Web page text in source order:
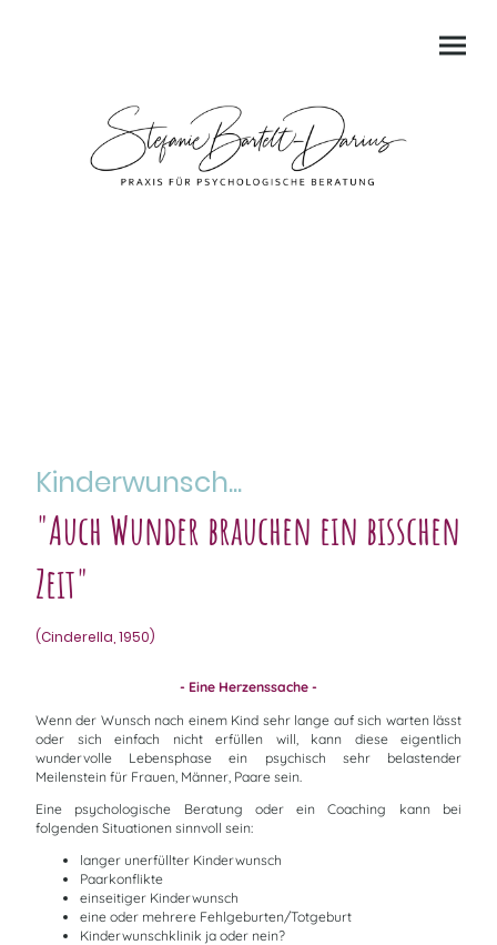
Kinderwunsch...
"Auch Wunder brauchen ein bisschen
Zeit"
(Cinderella, 1950)
- Eine Herzenssache -
Wenn der Wunsch nach einem Kind sehr lange auf sich warten lässt
oder sich einfach nicht erfüllen will, kann diese eigentlich
wundervolle Lebensphase ein psychisch sehr belastender
Meilenstein für Frauen, Männer, Paare sein.
Eine psychologische Beratung oder ein Coaching kann bei
folgenden Situationen sinnvoll sein:
langer unerfüllter Kinderwunsch
Paarkonflikte
einseitiger Kinderwunsch
eine oder mehrere Fehlgeburten/Totgeburt
Kinderwunschklinik ja oder nein?